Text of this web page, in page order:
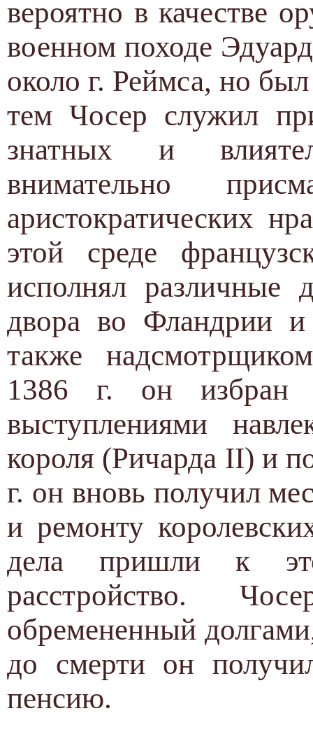
вероятно в качестве
военном походе
около г. Реймса, но
тем Чосер служил
знатных и
внимательно
аристократических
этой среде
исполнял различные
двора во Фландрии
также
1386 г. он избран
выступлениями
короля (Ричарда II) и
г. он вновь получил
и ремонту
дела пришли к
расстройство.
обремененный
до смерти он
пенсию.